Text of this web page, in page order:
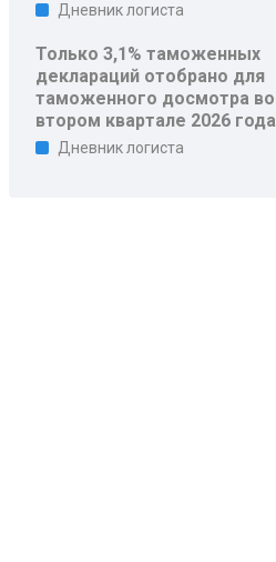
Дневник логиста
Только 3,1% таможенных
деклараций отобрано для
таможенного досмотра во
втором квартале 2026 года
Дневник логиста